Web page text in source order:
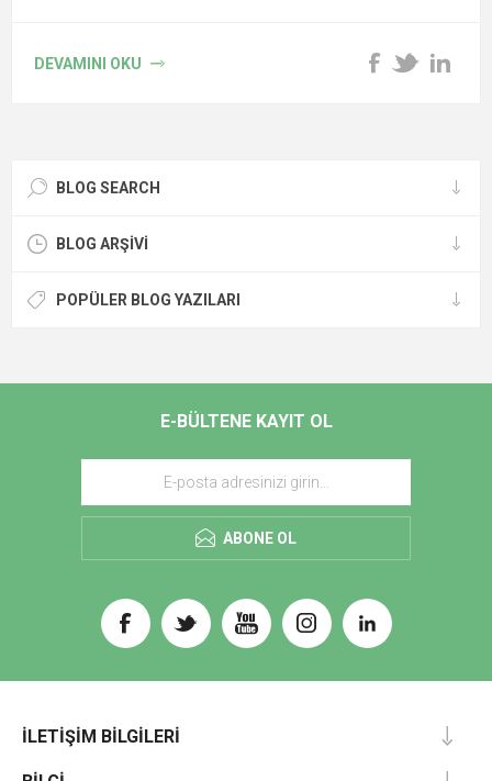
DEVAMINI OKU
BLOG SEARCH
BLOG ARŞIVI
POPÜLER BLOG YAZILARI
E-BÜLTENE KAYIT OL
ABONE OL
İLETIŞIM BILGILERI